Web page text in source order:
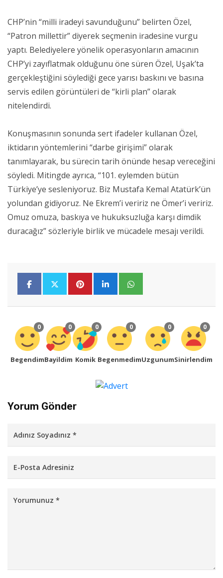
CHP’nin “milli iradeyi savunduğunu” belirten Özel,
“Patron millettir” diyerek seçmenin iradesine vurgu
yaptı. Belediyelere yönelik operasyonların amacının
CHP’yi zayıflatmak olduğunu öne süren Özel, Uşak’ta
gerçekleştiğini söylediği gece yarısı baskını ve basına
servis edilen görüntüleri de “kirli plan” olarak
nitelendirdi.
Konuşmasının sonunda sert ifadeler kullanan Özel,
iktidarın yöntemlerini “darbe girişimi” olarak
tanımlayarak, bu sürecin tarih önünde hesap vereceğini
söyledi. Mitingde ayrıca, “101. eylemden bütün
Türkiye’ye sesleniyoruz. Biz Mustafa Kemal Atatürk’ün
yolundan gidiyoruz. Ne Ekrem’i veririz ne Ömer’i veririz.
Omuz omuza, baskıya ve hukuksuzluğa karşı dimdik
duracağız” sözleriyle birlik ve mücadele mesajı verildi.
0
Begendim
0
Bayildim
0
Komik
0
Begenmedim
0
Uzgunum
0
Sinirlendim
Yorum Gönder